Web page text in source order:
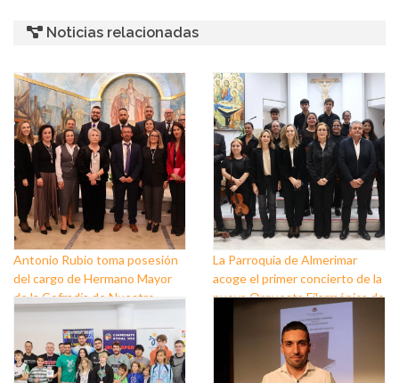
Noticias relacionadas
Antonio Rubio toma posesión
del cargo de Hermano Mayor
de la Cofradía de Nuestro
Padre Jesús Nazareno y
Nuestra Señora de los Dolores
de Balerma
La Parroquia de Almerimar
acoge el primer concierto de la
nueva Orquesta Filarmónica de